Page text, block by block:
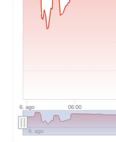
6. ago 06:00
6. ago